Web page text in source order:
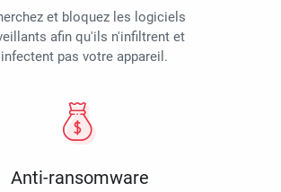
et bloquez les logiciels
afin qu'ils n'infiltrent et
pas votre appareil.
Anti-ransomware